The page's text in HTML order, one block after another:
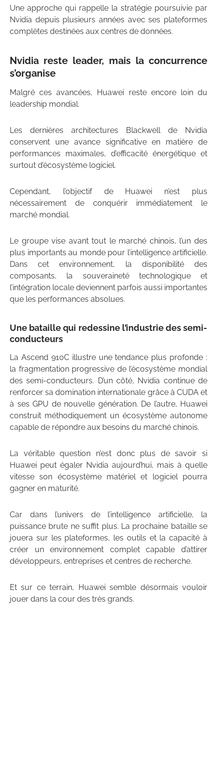
Une approche qui rappelle la stratégie poursuivie par
Nvidia depuis plusieurs années avec ses plateformes
complètes destinées aux centres de données.
Nvidia reste leader, mais la concurrence
s’organise
Malgré ces avancées, Huawei reste encore loin du
leadership mondial.
Les dernières architectures Blackwell de Nvidia
conservent une avance significative en matière de
performances maximales, d’efficacité énergétique et
surtout d’écosystème logiciel.
Cependant, l’objectif de Huawei n’est plus
nécessairement de conquérir immédiatement le
marché mondial.
Le groupe vise avant tout le marché chinois, l’un des
plus importants au monde pour l’intelligence artificielle.
Dans cet environnement, la disponibilité des
composants, la souveraineté technologique et
l’intégration locale deviennent parfois aussi importantes
que les performances absolues.
Une bataille qui redessine l’industrie des semi-
conducteurs
La Ascend 910C illustre une tendance plus profonde :
la fragmentation progressive de l’écosystème mondial
des semi-conducteurs. D’un côté, Nvidia continue de
renforcer sa domination internationale grâce à CUDA et
à ses GPU de nouvelle génération. De l’autre, Huawei
construit méthodiquement un écosystème autonome
capable de répondre aux besoins du marché chinois.
La véritable question n’est donc plus de savoir si
Huawei peut égaler Nvidia aujourd’hui, mais à quelle
vitesse son écosystème matériel et logiciel pourra
gagner en maturité.
Car dans l’univers de l’intelligence artificielle, la
puissance brute ne suffit plus. La prochaine bataille se
jouera sur les plateformes, les outils et la capacité à
créer un environnement complet capable d’attirer
développeurs, entreprises et centres de recherche.
Et sur ce terrain, Huawei semble désormais vouloir
jouer dans la cour des très grands.